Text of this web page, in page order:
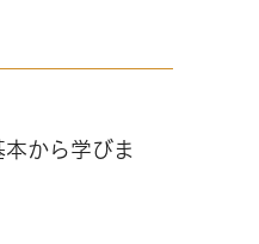
から学びま